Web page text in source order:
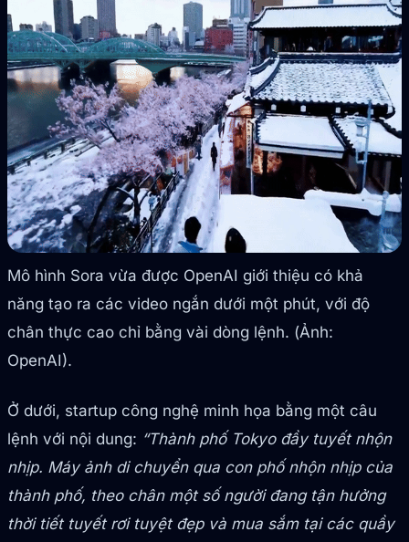
Mô hình Sora vừa được OpenAI giới thiệu có khả
năng tạo ra các video ngắn dưới một phút, với độ
chân thực cao chỉ bằng vài dòng lệnh. (Ảnh:
OpenAI).
Ở dưới, startup công nghệ minh họa bằng một câu
lệnh với nội dung: “Thành phố Tokyo đầy tuyết nhộn
nhịp. Máy ảnh di chuyển qua con phố nhộn nhịp của
thành phố, theo chân một số người đang tận hưởng
thời tiết tuyết rơi tuyệt đẹp và mua sắm tại các quầy